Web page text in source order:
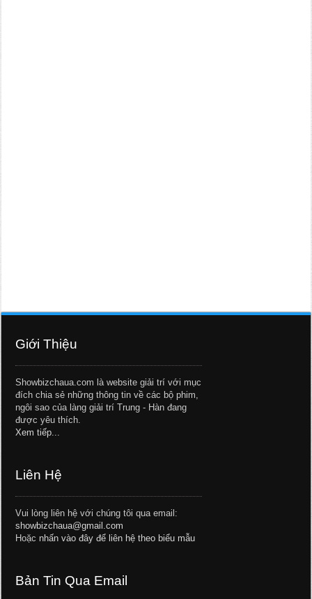
Giới Thiệu
Showbizchaua.com là website giải trí với mục
đích chia sẻ những thông tin về các bộ phim,
ngôi sao của làng giải trí Trung - Hàn đang
được yêu thích.
Xem tiếp...
Liên Hệ
Vui lòng liên hệ với chúng tôi qua email:
showbizchaua@gmail.com
Hoặc nhấn vào đây để liên hệ theo biểu mẫu
Bản Tin Qua Email